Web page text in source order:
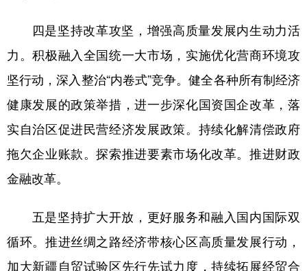
四是坚持改革攻坚，增强高质量发展内生动力活
力。积极融入全国统一大市场，实施优化营商环境攻
坚行动，深入整治“内卷式”竞争。健全各种所有制经济
健康发展的政策举措，进一步深化国资国企改革，落
实自治区促进民营经济发展政策。持续化解清偿政府
拖欠企业账款。探索推进要素市场化改革。推进财政
金融改革。
五是坚持扩大开放，更好服务和融入国内国际双
循环。推进丝绸之路经济带核心区高质量发展行动，
加大新疆自贸试验区先行先试力度，持续拓展经贸合